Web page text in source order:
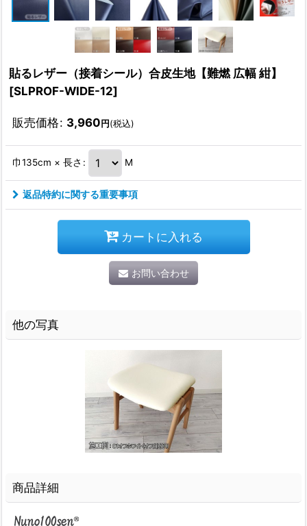
貼るレザー（接着シール）合皮生地【難燃 広幅 紺】
[SLPROF-WIDE-12]
販売価格: 3,960円(税込)
巾135cm × 長さ : M
返品特約に関する重要事項
カートに入れる
お問い合わせ
他の写真
商品詳細